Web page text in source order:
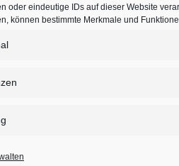
oder eindeutige IDs auf dieser Website
können bestimmte Merkmale und